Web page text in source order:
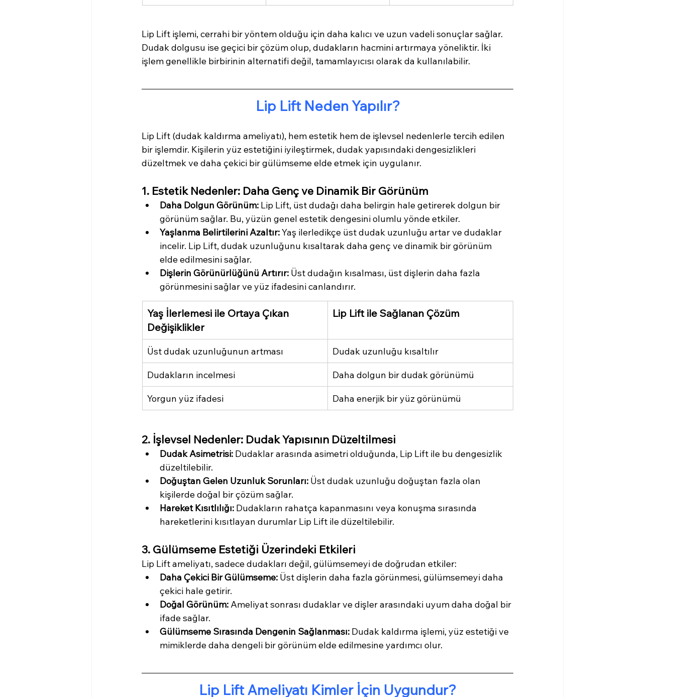
Lip Lift işlemi, cerrahi bir yöntem olduğu için daha kalıcı ve uzun vadeli sonuçlar sağlar.
Dudak dolgusu ise geçici bir çözüm olup, dudakların hacmini artırmaya yöneliktir. İki
işlem genellikle birbirinin alternatifi değil, tamamlayıcısı olarak da kullanılabilir.
Lip Lift Neden Yapılır?
Lip Lift (dudak kaldırma ameliyatı), hem estetik hem de işlevsel nedenlerle tercih edilen
bir işlemdir. Kişilerin yüz estetiğini iyileştirmek, dudak yapısındaki dengesizlikleri
düzeltmek ve daha çekici bir gülümseme elde etmek için uygulanır.
1. Estetik Nedenler: Daha Genç ve Dinamik Bir Görünüm
Daha Dolgun Görünüm: Lip Lift, üst dudağı daha belirgin hale getirerek dolgun bir
görünüm sağlar. Bu, yüzün genel estetik dengesini olumlu yönde etkiler.
Yaşlanma Belirtilerini Azaltır: Yaş ilerledikçe üst dudak uzunluğu artar ve dudaklar
incelir. Lip Lift, dudak uzunluğunu kısaltarak daha genç ve dinamik bir görünüm
elde edilmesini sağlar.
Dişlerin Görünürlüğünü Artırır: Üst dudağın kısalması, üst dişlerin daha fazla
görünmesini sağlar ve yüz ifadesini canlandırır.
Yaş İlerlemesi ile Ortaya Çıkan
Değişiklikler
Lip Lift ile Sağlanan Çözüm
Üst dudak uzunluğunun artması Dudak uzunluğu kısaltılır
Dudakların incelmesi Daha dolgun bir dudak görünümü
Yorgun yüz ifadesi Daha enerjik bir yüz görünümü
2. İşlevsel Nedenler: Dudak Yapısının Düzeltilmesi
Dudak Asimetrisi: Dudaklar arasında asimetri olduğunda, Lip Lift ile bu dengesizlik
düzeltilebilir.
Doğuştan Gelen Uzunluk Sorunları: Üst dudak uzunluğu doğuştan fazla olan
kişilerde doğal bir çözüm sağlar.
Hareket Kısıtlılığı: Dudakların rahatça kapanmasını veya konuşma sırasında
hareketlerini kısıtlayan durumlar Lip Lift ile düzeltilebilir.
3. Gülümseme Estetiği Üzerindeki Etkileri
Lip Lift ameliyatı, sadece dudakları değil, gülümsemeyi de doğrudan etkiler:
Daha Çekici Bir Gülümseme: Üst dişlerin daha fazla görünmesi, gülümsemeyi daha
çekici hale getirir.
Doğal Görünüm: Ameliyat sonrası dudaklar ve dişler arasındaki uyum daha doğal bir
ifade sağlar.
Gülümseme Sırasında Dengenin Sağlanması: Dudak kaldırma işlemi, yüz estetiği ve
mimiklerde daha dengeli bir görünüm elde edilmesine yardımcı olur.
Lip Lift Ameliyatı Kimler İçin Uygundur?